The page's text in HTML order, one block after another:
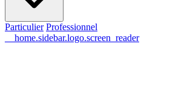
Particulier Professionnel
__home.sidebar.logo.screen_reader